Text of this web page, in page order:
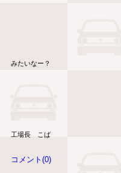
みたいなー？
工場長 こば
コメント(0)